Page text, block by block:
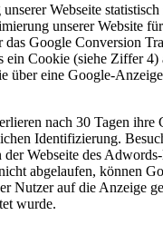
Webseite
unserer Website
das Google Conversion
ein Cookie (siehe Ziffer 4)
über eine Google-
nach 30 Tagen ihre
Identifizierung.
der Webseite des
abgelaufen, können
Nutzer auf die Anzeige
wurde.